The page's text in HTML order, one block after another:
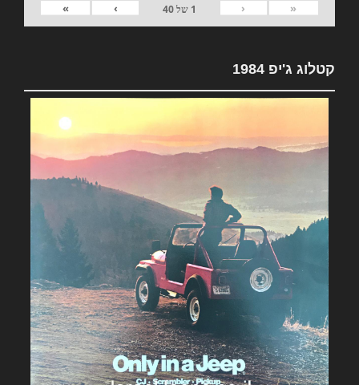
«
‹
1 של40
›
»
קטלוג ג'יפ 1984